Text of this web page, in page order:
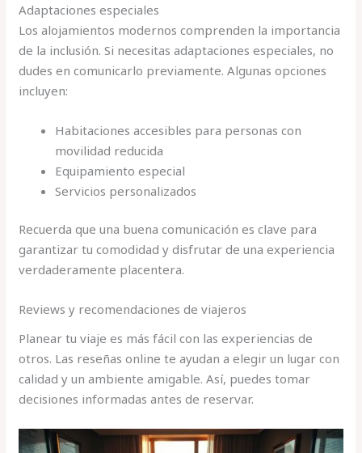
Adaptaciones especiales
Los alojamientos modernos comprenden la importancia
de la inclusión. Si necesitas adaptaciones especiales, no
dudes en comunicarlo previamente. Algunas opciones
incluyen:
Habitaciones accesibles para personas con
movilidad reducida
Equipamiento especial
Servicios personalizados
Recuerda que una buena comunicación es clave para
garantizar tu comodidad y disfrutar de una experiencia
verdaderamente placentera.
Reviews y recomendaciones de viajeros
Planear tu viaje es más fácil con las experiencias de
otros. Las reseñas online te ayudan a elegir un lugar con
calidad y un ambiente amigable. Así, puedes tomar
decisiones informadas antes de reservar.